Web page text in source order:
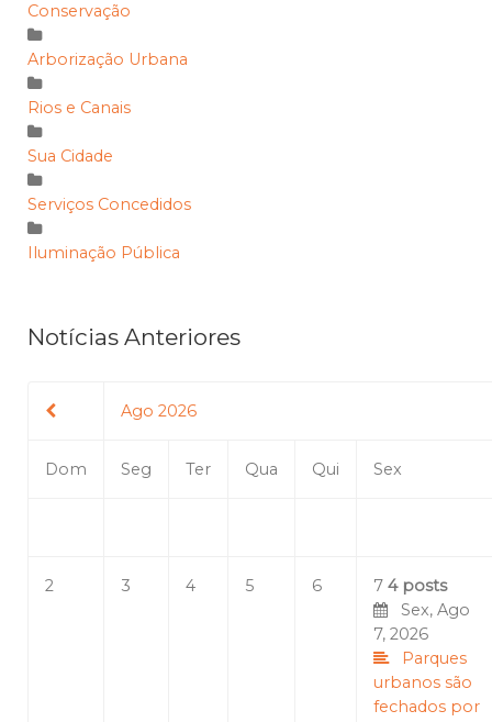
Conservação
Arborização Urbana
Rios e Canais
Sua Cidade
Serviços Concedidos
Iluminação Pública
Notícias Anteriores
Ago 2026
Dom Seg Ter Qua Qui Sex
2 3 4 5 6 7 4 posts
Sex, Ago
7, 2026
Parques
urbanos são
fechados por